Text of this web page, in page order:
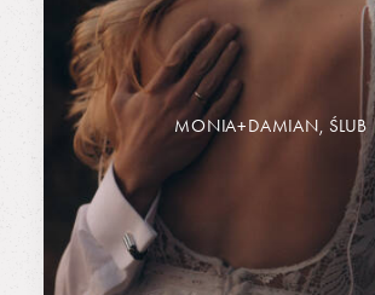
MONIA+DAMIAN, ŚLUB